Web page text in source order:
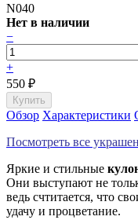
N040
Нет в наличии
−
+
550 ₽
Обзор Характеристики
Посмотреть все
Яркие и стильные
Они выступают не
ведь счтитается, что
удачу и процветание.